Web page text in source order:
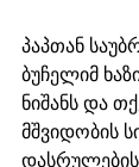
პაპთან
ბუჩელიმ
ნიშანს და
მშვიდობის